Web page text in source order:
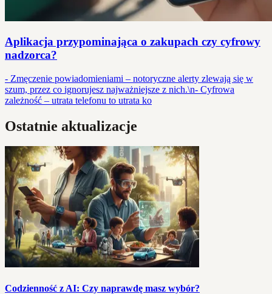
Aplikacja przypominająca o zakupach czy cyfrowy
nadzorca?
- Zmęczenie powiadomieniami – notoryczne alerty zlewają się w
szum, przez co ignorujesz najważniejsze z nich.\n- Cyfrowa
zależność – utrata telefonu to utrata ko
Ostatnie aktualizacje
Codzienność z AI: Czy naprawdę masz wybór?